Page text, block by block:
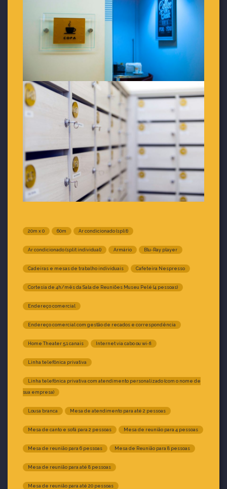
20m x 0 60m Ar condicionado (split)
Ar condicionado (split individual) Armário Blu-Ray player
Cadeiras e mesas de trabalho individuais Cafeteira Nespresso
Cortesia de 4h/mês da Sala de Reuniões Museu Pelé (4 pessoas)
Endereço comercial
Endereço comercial com gestão de recados e correspondência
Home Theater 5.1 canais Internet via cabo ou wi-fi
Linha telefônica privativa
Linha telefônica privativa com atendimento personalizado (com o nome de
sua empresa)
Lousa branca Mesa de atendimento para até 2 pessoas
Mesa de canto e sofá para 2 pessoas Mesa de reunião para 4 pessoas
Mesa de reunião para 6 pessoas Mesa de Reunião para 8 pessoas
Mesa de reunião para até 8 pessoas
Mesa de reunião para até 20 pessoas